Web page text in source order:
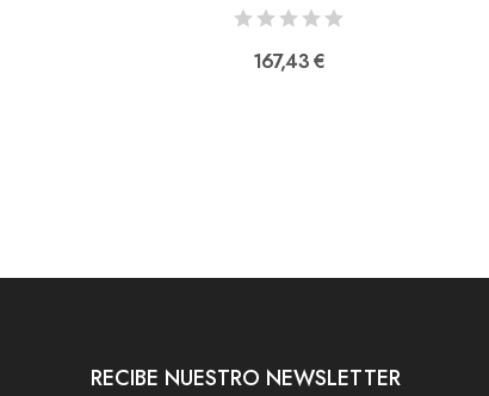
167,43 €
RECIBE NUESTRO NEWSLETTER